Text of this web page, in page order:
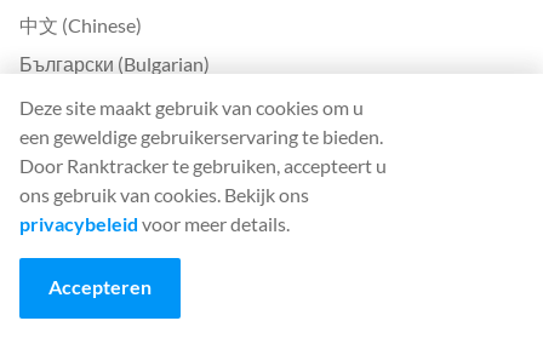
中文 (Chinese)
Български (Bulgarian)
Čeština (Czech)
Dansk (Danish)
Ελληνικά (Greek)
Eesti (Estonian)
Suomi (Finnish)
Magyar (Hungarian)
Deze site maakt gebruik van cookies om u
een geweldige gebruikerservaring te bieden.
Door Ranktracker te gebruiken, accepteert u
ons gebruik van cookies. Bekijk ons
privacybeleid voor meer details.
Accepteren